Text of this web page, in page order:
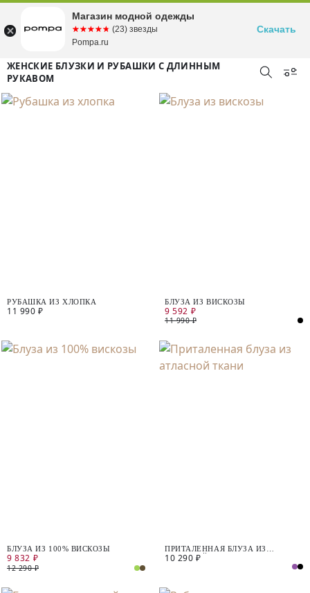
ЖЕНСКИЕ БЛУЗКИ И РУБАШКИ С ДЛИННЫМ
РУКАВОМ
РУБАШКА ИЗ ХЛОПКА
11 990 ₽
БЛУЗА ИЗ ВИСКОЗЫ
9 592 ₽
11 990 ₽
БЛУЗА ИЗ 100% ВИСКОЗЫ
9 832 ₽
12 290 ₽
ПРИТАЛЕННАЯ БЛУЗА ИЗ
АТЛАСНОЙ ТКАНИ
10 290 ₽
Магазин модной одежды
☆☆☆☆☆
★★★★★ (23) звезды
Pompa.ru
Скачать